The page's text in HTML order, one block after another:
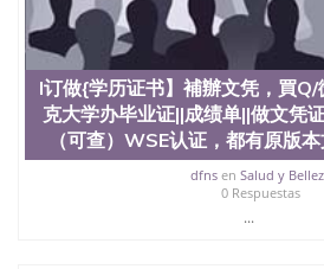
GPA分数551190476假毕业证能查
假文凭网上能查到吗551190476
QQ微信551190476办假大学毕业证
国外毕业证去哪认证QQ微信
QQ微信551190476国外毕业证外
551190476快速代办国外毕业证
速拿到国外文凭QQ微信
QQ微信551190476国外文凭回国认
551190476泰国文凭办理QQ微信
回国证明QQ微信551190476 国外
l订做{学历证书】補辦文凭，買
克大学办毕业证||成绩单||做文凭
（可查）WSE认证，都有原版
dfnsen Salud y
0 Respuestas
...